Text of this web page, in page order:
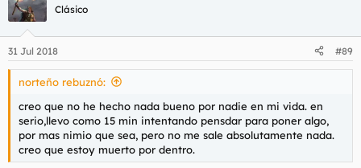
Clásico
31 Jul 2018 #89
norteño rebuznó:
creo que no he hecho nada bueno por nadie en mi vida. en
serio,llevo como 15 min intentando pensdar para poner algo,
por mas nimio que sea, pero no me sale absolutamente nada.
creo que estoy muerto por dentro.